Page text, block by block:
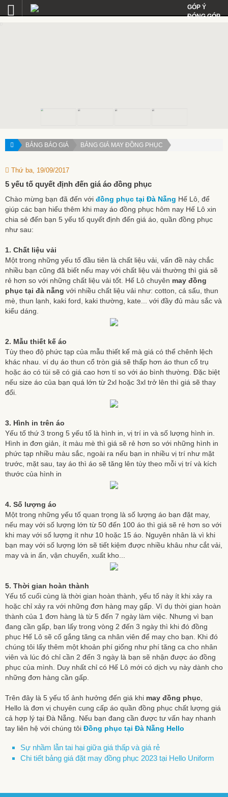
GÓP Ý
ĐÓNG GÓP
BẢNG BÁO GIÁ BẢNG GIÁ MAY ĐỒNG PHỤC
Thứ ba, 19/09/2017
5 yếu tố quyết định đến giá áo đồng phục
Chào mừng bạn đã đến với đồng phục tại Đà Nẵng Hế Lô, để
giúp các bạn hiểu thêm khi may áo đồng phục hôm nay Hế Lô xin
chia sẻ đến bạn 5 yếu tố quyết định đến giá áo, quần đồng phục
như sau:
1. Chất liệu vải
Một trong những yếu tố đầu tiên là chất liệu vải, vấn đề này chắc
nhiều bạn cũng đã biết nếu may với chất liệu vải thường thì giá sẽ
rẻ hơn so với những chất liệu vải tốt. Hế Lô chuyên may đồng
phục tại đà nẵng với nhiều chất liệu vải như: cotton, cá sấu, thun
mè, thun lạnh, kaki ford, kaki thường, kate... với đầy đủ màu sắc và
kiểu dáng.
2. Mẫu thiết kế áo
Tùy theo độ phức tạp của mẫu thiết kế mà giá có thể chênh lệch
khác nhau. ví dụ áo thun cổ tròn giá sẽ thấp hơn áo thun cổ trụ
hoặc áo có túi sẽ có giá cao hơn tí so với áo bình thường. Đặc biệt
nếu size áo của bạn quá lớn từ 2xl hoặc 3xl trở lên thì giá sẽ thay
đổi.
3. Hình in trên áo
Yếu tố thứ 3 trong 5 yếu tố là hình in, vị trí in và số lượng hình in.
Hình in đơn giản, ít màu mè thì giá sẽ rẻ hơn so với những hình in
phức tạp nhiều màu sắc, ngoài ra nếu bạn in nhiều vị trí như mặt
trước, mặt sau, tay áo thì áo sẽ tăng lên tùy theo mỗi vị trí và kích
thước của hình in
4. Số lượng áo
Một trong những yếu tố quan trọng là số lượng áo bạn đặt may,
nếu may với số lượng lớn từ 50 đến 100 áo thì giá sẽ rẻ hơn so với
khi may với số lượng ít như 10 hoặc 15 áo. Nguyên nhân là vì khi
bạn may với số lượng lớn sẽ tiết kiệm được nhiều khâu như cắt vải,
may và in ấn, vận chuyển, xuất kho...
5. Thời gian hoàn thành
Yếu tố cuối cùng là thời gian hoàn thành, yếu tố này ít khi xảy ra
hoặc chỉ xảy ra với những đơn hàng may gấp. Ví dụ thời gian hoàn
thành của 1 đơn hàng là từ 5 đến 7 ngày làm việc. Nhưng vì bạn
đang cần gấp, bạn lấy trong vòng 2 đến 3 ngày thì khi đó đồng
phục Hế Lô sẽ cố gắng tăng ca nhân viên để may cho bạn. Khi đó
chúng tôi lấy thêm một khoản phí giống như phí tăng ca cho nhân
viên và lúc đó chỉ cần 2 đến 3 ngày là bạn sẽ nhận được áo đồng
phục của mình. Duy nhất chỉ có Hế Lô mới có dịch vụ này dành cho
những đơn hàng cần gấp.
Trên đây là 5 yếu tố ảnh hưởng đến giá khi may đồng phục,
Hello là đơn vị chuyên cung cấp áo quần đồng phục chất lượng giá
cả hợp lý tại Đà Nẵng. Nếu bạn đang cần được tư vấn hay nhanh
tay liên hệ với chúng tôi Đồng phục tại Đà Nẵng Hello
Sự nhầm lẫn tai hại giữa giá thấp và giá rẻ
Chi tiết bảng giá đặt may đồng phục 2023 tại Hello Uniform